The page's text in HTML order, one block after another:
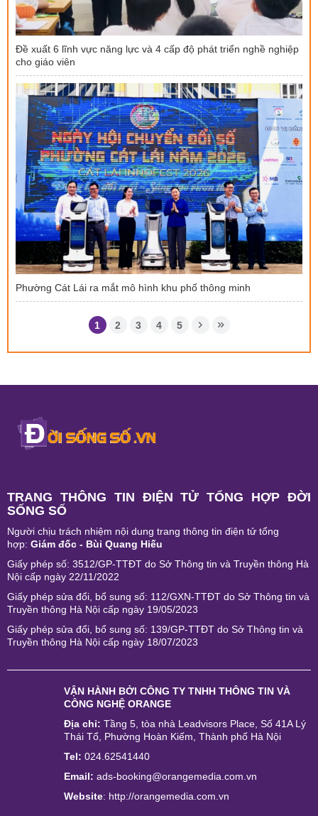
Đề xuất 6 lĩnh vực năng lực và 4 cấp độ phát triển nghề nghiệp
cho giáo viên
Phường Cát Lái ra mắt mô hình khu phố thông minh
1 2 3 4 5
TRANG THÔNG TIN ĐIỆN TỬ TỔNG HỢP ĐỜI
SỐNG SỐ
Người chịu trách nhiệm nội dung trang thông tin điện tử tổng
hợp: Giám đốc - Bùi Quang Hiếu
Giấy phép số: 3512/GP-TTĐT do Sở Thông tin và Truyền thông Hà
Nội cấp ngày 22/11/2022
Giấy phép sửa đổi, bổ sung số: 112/GXN-TTĐT do Sở Thông tin và
Truyền thông Hà Nội cấp ngày 19/05/2023
Giấy phép sửa đổi, bổ sung số: 139/GP-TTĐT do Sở Thông tin và
Truyền thông Hà Nội cấp ngày 18/07/2023
VẬN HÀNH BỞI CÔNG TY TNHH THÔNG TIN VÀ
CÔNG NGHỆ ORANGE
Địa chỉ: Tầng 5, tòa nhà Leadvisors Place, Số 41A Lý
Thái Tổ, Phường Hoàn Kiếm, Thành phố Hà Nội
Tel: 024.62541440
Email: ads-booking@orangemedia.com.vn
Website: http://orangemedia.com.vn